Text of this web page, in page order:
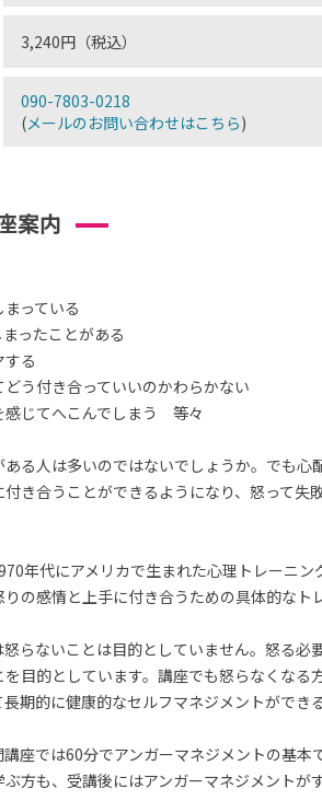
3,240円（税込）
090-7803-0218
(メールのお問い合わせはこちら)
案内
っている
ったことがある
る
う付き合っていいのかわらかない
感じてへこんでしまう 等々
る人は多いのではないでしょうか。でも
き合うことができるようになり、怒って失
年代にアメリカで生まれた心理トレーニ
の感情と上手に付き合うための具体的なト
らないことは目的としていません。怒る
目的としています。講座でも怒らなくな
期的に健康的なセルフマネジメントができ
座では60分でアンガーマネジメントの基
方も、受講後にはアンガーマネジメントが